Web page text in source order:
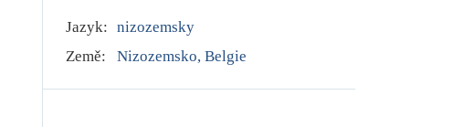
Jazyk: nizozemsky
Země:
Nizozemsko, Belgie